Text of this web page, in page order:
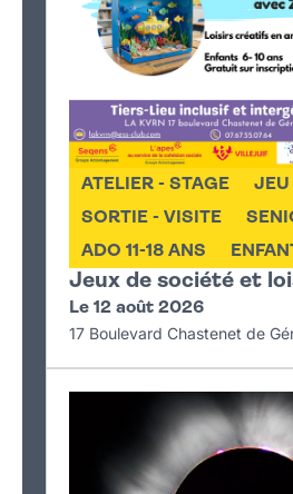
Jeux de société et
ATELIER - STAGE
JEU
SORTIE - VISITE
ADO 11-18 ANS
Le 12 août 2026
17 Boulevard Chastenet de